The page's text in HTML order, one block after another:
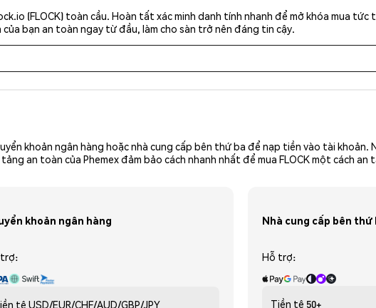
(FLOCK) toàn cầu. Hoàn tất xác minh danh tính nhanh để mở khóa mua tức
bạn an toàn ngay từ đầu, làm cho sàn trở nên đáng tin cậy.
khoản ngân hàng hoặc nhà cung cấp bên thứ ba để nạp tiền vào tài khoản.
an toàn của Phemex đảm bảo cách nhanh nhất để mua FLOCK một cách an
khoản ngân hàng
tệ USD/EUR/CHF/AUD/GBP/JPY
Nhà cung cấp bên thứ
Hỗ trợ:
Tiền tệ 50+